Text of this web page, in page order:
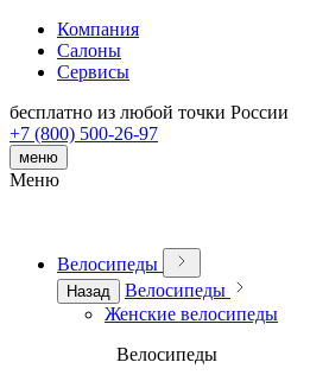
Компания
Салоны
Сервисы
бесплатно из любой точки России
+7 (800) 500-26-97
меню
Меню
Велосипеды
Назад
Велосипеды
Женские велосипеды
Велосипеды